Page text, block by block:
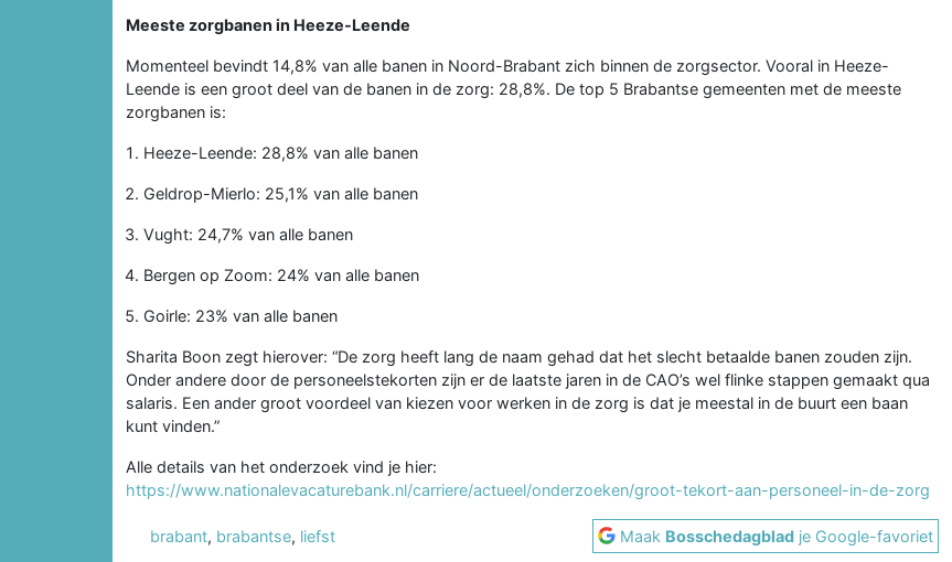
Meeste zorgbanen in Heeze-Leende
Momenteel bevindt 14,8% van alle banen in Noord-Brabant zich binnen de zorgsector. Vooral in Heeze-
Leende is een groot deel van de banen in de zorg: 28,8%. De top 5 Brabantse gemeenten met de meeste
zorgbanen is:
Heeze-Leende: 28,8% van alle banen
Geldrop-Mierlo: 25,1% van alle banen
Vught: 24,7% van alle banen
Bergen op Zoom: 24% van alle banen
Goirle: 23% van alle banen
Sharita Boon zegt hierover: “De zorg heeft lang de naam gehad dat het slecht betaalde banen zouden zijn.
Onder andere door de personeelstekorten zijn er de laatste jaren in de CAO’s wel flinke stappen gemaakt qua
salaris. Een ander groot voordeel van kiezen voor werken in de zorg is dat je meestal in de buurt een baan
kunt vinden.”
Alle details van het onderzoek vind je hier:
https://www.nationalevacaturebank.nl/carriere/actueel/onderzoeken/groot-tekort-aan-personeel-in-de-zorg
brabant, brabantse, liefst Maak Bosschedagblad je Google-favoriet